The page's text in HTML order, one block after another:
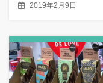
2019年2月9日